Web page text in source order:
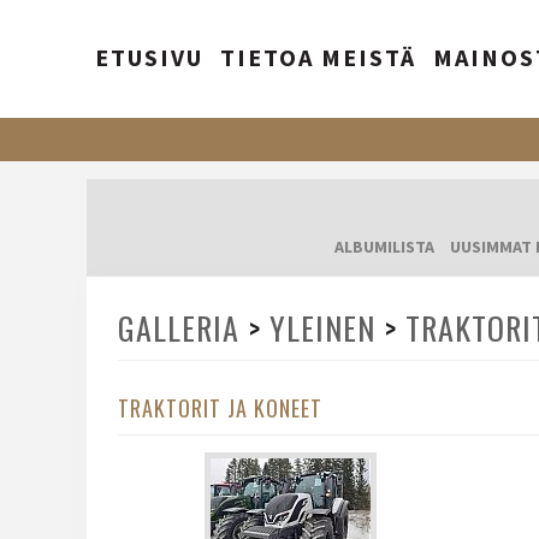
ETUSIVU TIETOA MEISTÄ
ALBUMILISTA UUSIMMAT
GALLERIA > YLEINEN >
TRAKTORIT JA KONEET